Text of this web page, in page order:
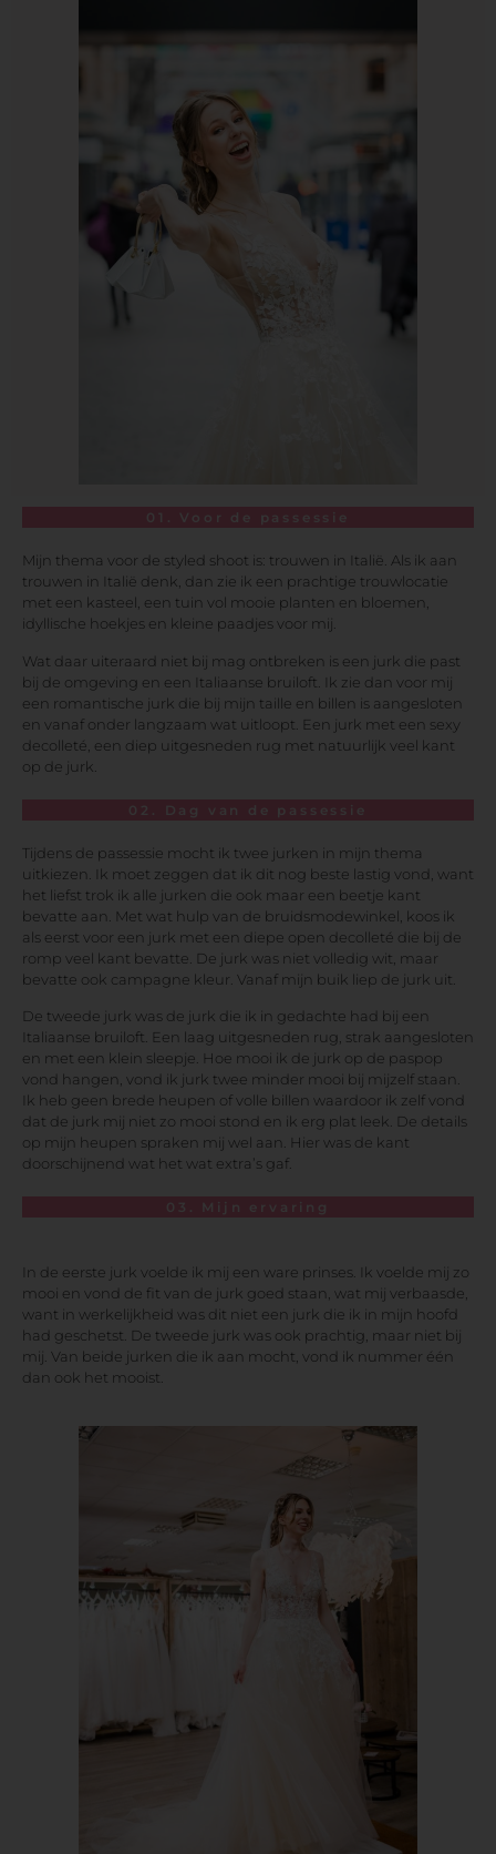
01. Voor de passessie
Mijn thema voor de styled shoot is: trouwen in Italië. Als ik aan
trouwen in Italië denk, dan zie ik een prachtige trouwlocatie
met een kasteel, een tuin vol mooie planten en bloemen,
idyllische hoekjes en kleine paadjes voor mij.
Wat daar uiteraard niet bij mag ontbreken is een jurk die past
bij de omgeving en een Italiaanse bruiloft. Ik zie dan voor mij
een romantische jurk die bij mijn taille en billen is aangesloten
en vanaf onder langzaam wat uitloopt. Een jurk met een sexy
decolleté, een diep uitgesneden rug met natuurlijk veel kant
op de jurk.
02. Dag van de passessie
Tijdens de passessie mocht ik twee jurken in mijn thema
uitkiezen. Ik moet zeggen dat ik dit nog beste lastig vond, want
het liefst trok ik alle jurken die ook maar een beetje kant
bevatte aan. Met wat hulp van de bruidsmodewinkel, koos ik
als eerst voor een jurk met een diepe open decolleté die bij de
romp veel kant bevatte. De jurk was niet volledig wit, maar
bevatte ook campagne kleur. Vanaf mijn buik liep de jurk uit.
De tweede jurk was de jurk die ik in gedachte had bij een
Italiaanse bruiloft. Een laag uitgesneden rug, strak aangesloten
en met een klein sleepje. Hoe mooi ik de jurk op de paspop
vond hangen, vond ik jurk twee minder mooi bij mijzelf staan.
Ik heb geen brede heupen of volle billen waardoor ik zelf vond
dat de jurk mij niet zo mooi stond en ik erg plat leek. De details
op mijn heupen spraken mij wel aan. Hier was de kant
doorschijnend wat het wat extra’s gaf.
03. Mijn ervaring
In de eerste jurk voelde ik mij een ware prinses. Ik voelde mij zo
mooi en vond de fit van de jurk goed staan, wat mij verbaasde,
want in werkelijkheid was dit niet een jurk die ik in mijn hoofd
had geschetst. De tweede jurk was ook prachtig, maar niet bij
mij. Van beide jurken die ik aan mocht, vond ik nummer één
dan ook het mooist.